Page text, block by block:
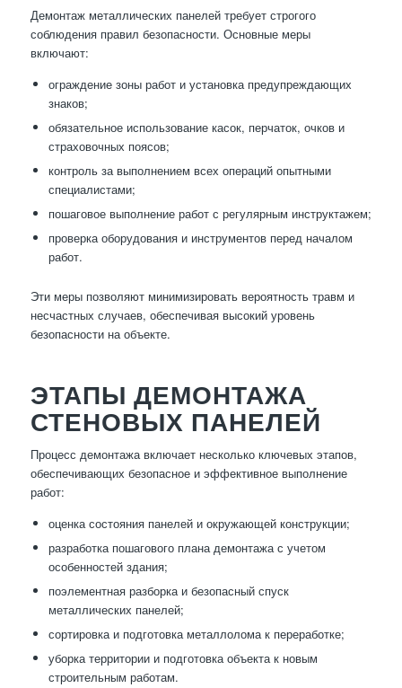
Демонтаж металлических панелей требует строгого
соблюдения правил безопасности. Основные меры
включают:
ограждение зоны работ и установка предупреждающих
знаков;
обязательное использование касок, перчаток, очков и
страховочных поясов;
контроль за выполнением всех операций опытными
специалистами;
пошаговое выполнение работ с регулярным инструктажем;
проверка оборудования и инструментов перед началом
работ.
Эти меры позволяют минимизировать вероятность травм и
несчастных случаев, обеспечивая высокий уровень
безопасности на объекте.
ЭТАПЫ ДЕМОНТАЖА
СТЕНОВЫХ ПАНЕЛЕЙ
Процесс демонтажа включает несколько ключевых этапов,
обеспечивающих безопасное и эффективное выполнение
работ:
оценка состояния панелей и окружающей конструкции;
разработка пошагового плана демонтажа с учетом
особенностей здания;
поэлементная разборка и безопасный спуск
металлических панелей;
сортировка и подготовка металлолома к переработке;
уборка территории и подготовка объекта к новым
строительным работам.